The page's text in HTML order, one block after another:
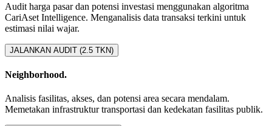
Audit harga pasar dan potensi investasi menggunakan algoritma
CariAset Intelligence. Menganalisis data transaksi terkini untuk
estimasi nilai wajar.
JALANKAN AUDIT (2.5 TKN)
Neighborhood.
Analisis fasilitas, akses, dan potensi area secara mendalam.
Memetakan infrastruktur transportasi dan kedekatan fasilitas publik.